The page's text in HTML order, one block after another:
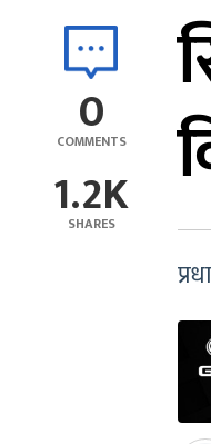
0
COMMENTS
1.2K
SHARES